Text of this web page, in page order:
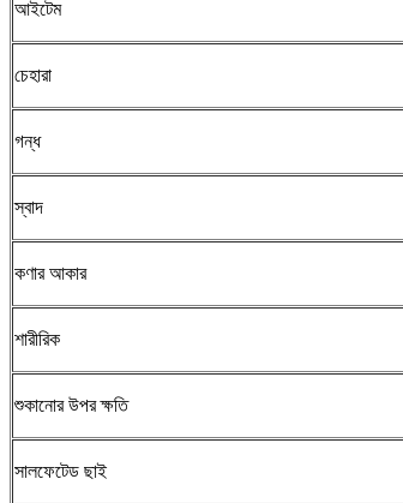
আইটেম
চেহারা
গন্ধ
স্বাদ
কণার আকার
শারীরিক
শুকানোর উপর ক্ষতি
সালফেটেড ছাই